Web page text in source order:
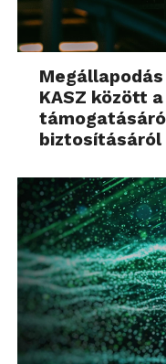
KASZ között
biztosításáról